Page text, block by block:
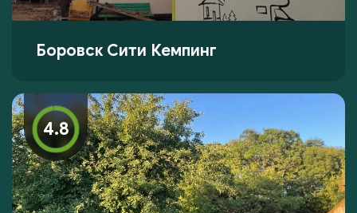
Боровск Сити Кемпинг
4.8